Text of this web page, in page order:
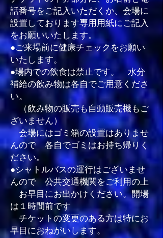
話番号をご記入いただくか、会場に
設置しております専用用紙にご記入
をお願いいたします。
●ご来場前に健康チェックをお願い
いたします。
●場内での飲食は禁止です。 水分
補給の飲み物は各自でご用意くださ
い。
（飲み物の販売も自動販売機もご
ざいません）
会場にはゴミ箱の設置はありませ
んので 各自でゴミはお持ち帰りく
ださい。
●シャトルバスの運行はございませ
んので 公共交通機関をご利用の上
お早目にお出かけください。開場
は１時間前です
チケットの変更のある方は特にお
早目におねがいします。